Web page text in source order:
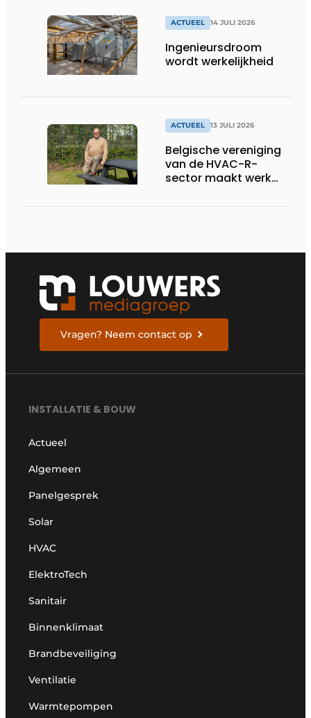
ACTUEEL 14 JULI 2026
Ingenieursdroom
wordt werkelijkheid
ACTUEEL 13 JULI 2026
Belgische vereniging
van de HVAC-R-
sector maakt werk
Vragen? Neem contact op
INSTALLATIE & BOUW
Actueel
Algemeen
Panelgesprek
Solar
HVAC
ElektroTech
Sanitair
Binnenklimaat
Brandbeveiliging
Ventilatie
Warmtepompen